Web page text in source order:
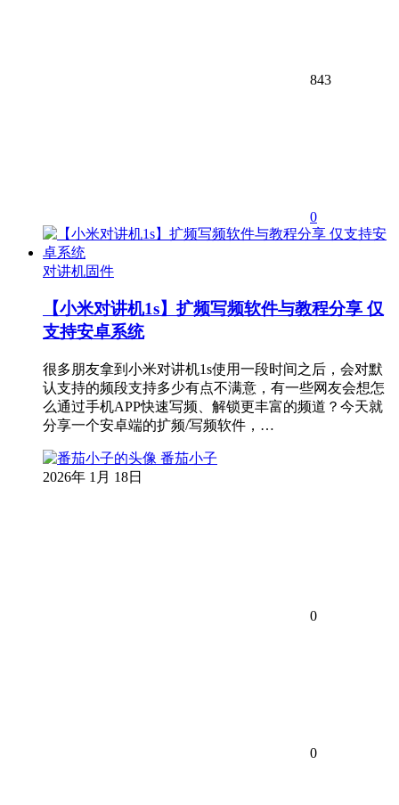
843
0
对讲机固件
【小米对讲机1s】扩频写频软件与教程分享 仅
支持安卓系统
很多朋友拿到小米对讲机1s使用一段时间之后，会对默
认支持的频段支持多少有点不满意，有一些网友会想怎
么通过手机APP快速写频、解锁更丰富的频道？今天就
分享一个安卓端的扩频/写频软件，…
番茄小子
2026年 1月 18日
0
0